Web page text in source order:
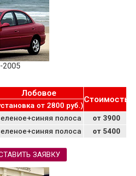
2005
Лобовое
Стоимость
от 2800 руб.)
полоса от 3900
полоса от 5400
ЗАЯВКУ